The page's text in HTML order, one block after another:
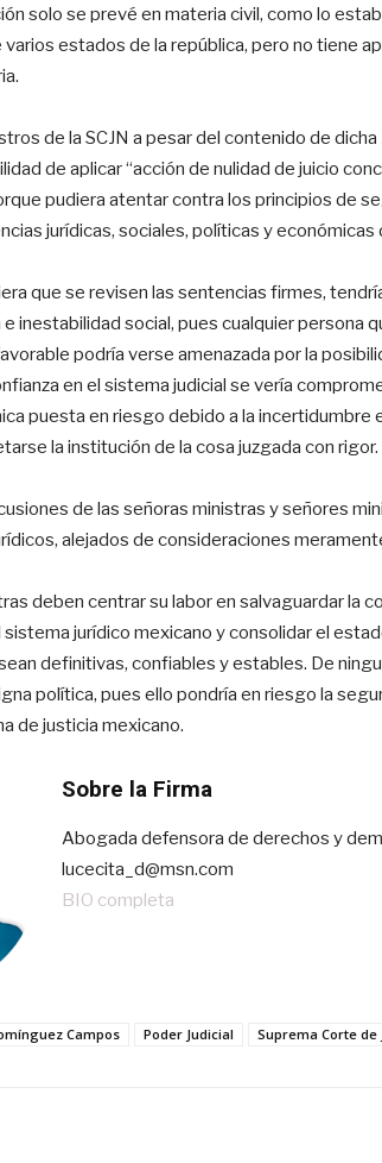
solo se prevé en materia civil, como lo
estados de la república, pero no tiene
de la SCJN a pesar del contenido de
de aplicar “acción de nulidad de juicio
pudiera atentar contra los principios de
jurídicas, sociales, políticas y económicas
que se revisen las sentencias firmes,
inestabilidad social, pues cualquier persona
podría verse amenazada por la
en el sistema judicial se vería
puesta en riesgo debido a la incertidumbre
la institución de la cosa juzgada con rigor.
de las señoras ministras y señores
alejados de consideraciones
deben centrar su labor en salvaguardar la
jurídico mexicano y consolidar el
definitivas, confiables y estables. De
política, pues ello pondría en riesgo la
de justicia mexicano.
Sobre la Firma
Abogada defensora de derechos y
lucecita_d@msn.com
BIO completa
Campos Poder Judicial Suprema Corte de